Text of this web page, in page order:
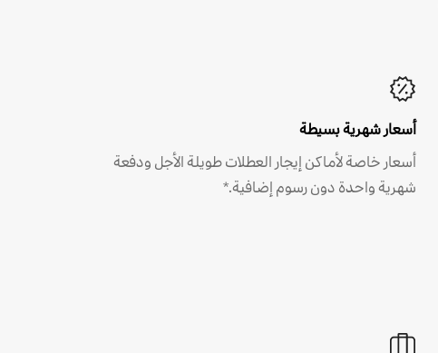
أسعار شهرية بسيطة
أسعار خاصة لأماكن إيجار العطلات طويلة الأجل ودفعة
شهرية واحدة دون رسوم إضافية.*